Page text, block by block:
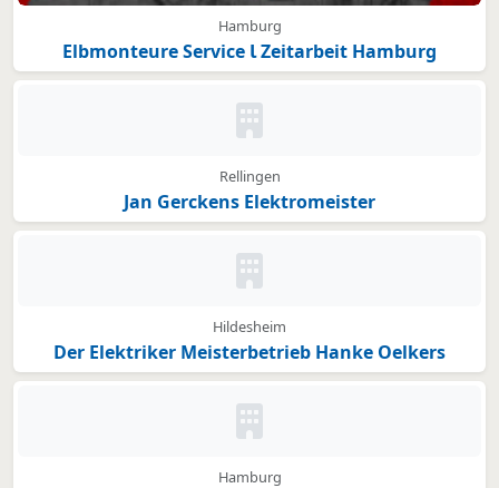
Hamburg
Elbmonteure Service Ɩ Zeitarbeit Hamburg
Kein Bild oder Logo hinterlegt
Rellingen
Jan Gerckens Elektromeister
Kein Bild oder Logo hinterlegt
Hildesheim
Der Elektriker Meisterbetrieb Hanke Oelkers
Kein Bild oder Logo hinterlegt
Hamburg